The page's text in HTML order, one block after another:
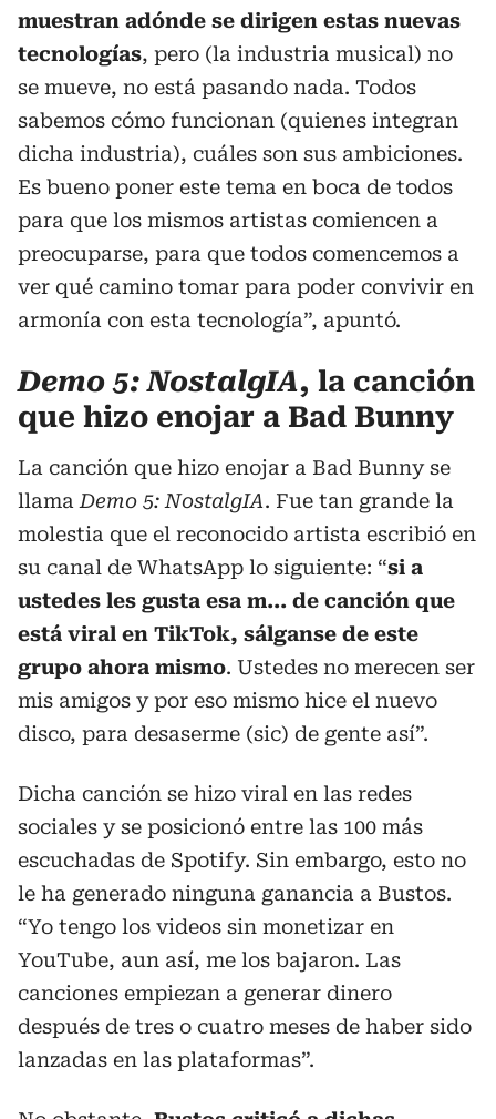
muestran adónde se dirigen estas nuevas
tecnologías, pero (la industria musical) no
se mueve, no está pasando nada. Todos
sabemos cómo funcionan (quienes integran
dicha industria), cuáles son sus ambiciones.
Es bueno poner este tema en boca de todos
para que los mismos artistas comiencen a
preocuparse, para que todos comencemos a
ver qué camino tomar para poder convivir en
armonía con esta tecnología”, apuntó.
Demo 5: NostalgIA, la canción
que hizo enojar a Bad Bunny
La canción que hizo enojar a Bad Bunny se
llama Demo 5: NostalgIA. Fue tan grande la
molestia que el reconocido artista escribió en
su canal de WhatsApp lo siguiente: “si a
ustedes les gusta esa m... de canción que
está viral en TikTok, sálganse de este
grupo ahora mismo. Ustedes no merecen ser
mis amigos y por eso mismo hice el nuevo
disco, para desaserme (sic) de gente así”.
Dicha canción se hizo viral en las redes
sociales y se posicionó entre las 100 más
escuchadas de Spotify. Sin embargo, esto no
le ha generado ninguna ganancia a Bustos.
“Yo tengo los videos sin monetizar en
YouTube, aun así, me los bajaron. Las
canciones empiezan a generar dinero
después de tres o cuatro meses de haber sido
lanzadas en las plataformas”.